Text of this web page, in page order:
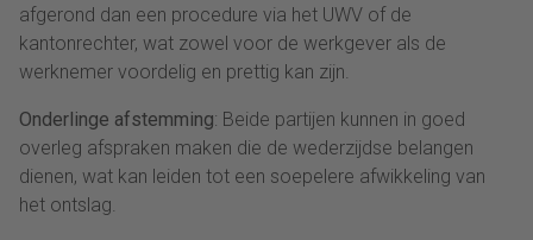
afgerond dan een procedure via het UWV of de
kantonrechter, wat zowel voor de werkgever als de
werknemer voordelig en prettig kan zijn.
Onderlinge afstemming: Beide partijen kunnen in goed
overleg afspraken maken die de wederzijdse belangen
dienen, wat kan leiden tot een soepelere afwikkeling van
het ontslag.